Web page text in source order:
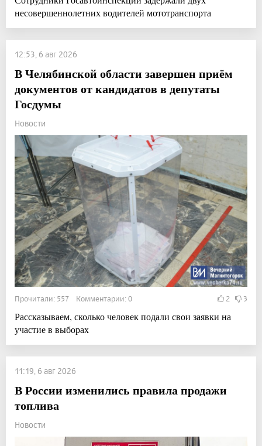
несовершеннолетних водителей мототранспорта
12:53, 6 авг 2026
В Челябинской области завершен приём
документов от кандидатов в депутаты
Госдумы
Новости
Прочитали: 557 Комментарии: 0 2 3
Рассказываем, сколько человек подали свои заявки на
участие в выборах
11:19, 6 авг 2026
В России изменились правила продажи
топлива
Новости